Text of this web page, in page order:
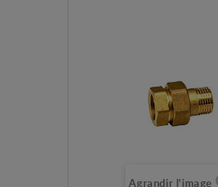
Agrandir l'image